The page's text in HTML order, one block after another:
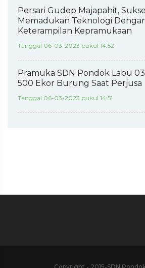
Persari Gudep Majapahit,
Memadukan Teknologi
Keterampilan Kepramukaan
Tanggal 06-03-2023 pukul 14:52
Pramuka SDN Pondok Labu
500 Ekor Burung Saat Perjusa
Tanggal 06-03-2023 pukul 14:51